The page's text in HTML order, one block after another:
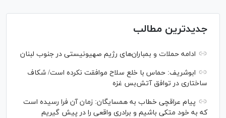
جدیدترین مطالب
ادامه حملات و بمباران‌های رژیم صهیونیستی در جنوب لبنان
ابوشریف: حماس با خلع سلاح موافقت نکرده است/ شکاف
ساختاری در توافق آتش‌‎بس غزه
پیام عراقچی خطاب به همسایگان: زمان آن فرا رسیده است
که به خود متکی باشیم و برادری واقعی را در پیش گیریم